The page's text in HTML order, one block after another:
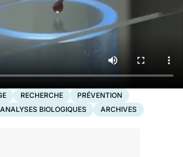
RECHERCHE
PRÉVENTION
ANALYSES BIOLOGIQUES ARCHIVES